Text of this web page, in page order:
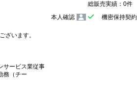
総販売実績：0件
本人確認
機密保持契
ざいます。
サービス業従事
務（チー